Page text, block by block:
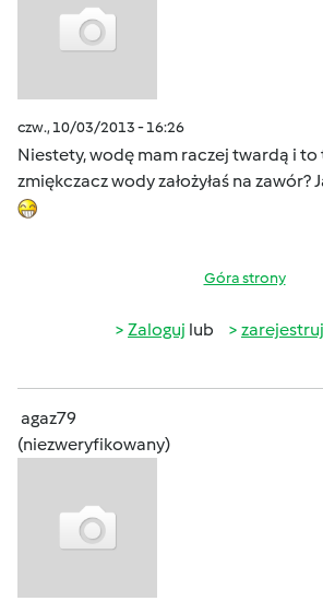
czw., 10/03/2013 - 16:26
Niestety, wodę mam raczej twardą i to
zmiękczacz wody założyłaś na zawór?
Góra strony
Zaloguj lub
agaz79
(niezweryfikowany)